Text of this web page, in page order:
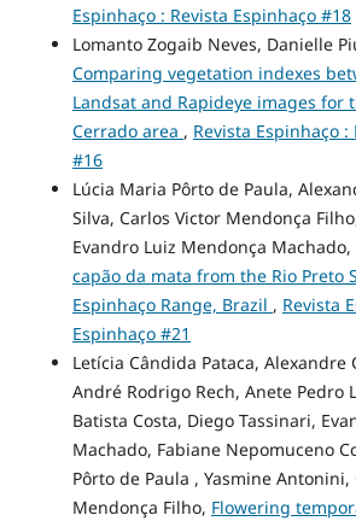
Espinhaço : Revista Espinhaço #18
Lomanto Zogaib Neves, Danielle
Comparing vegetation indexes
Landsat and Rapideye images for
Cerrado area , Revista Espinhaço
#16
Lúcia Maria Pôrto de Paula,
Silva, Carlos Victor Mendonça
Evandro Luiz Mendonça Machado,
capão da mata from the Rio Preto
Espinhaço Range, Brazil , Revista
Espinhaço #21
Letícia Cândida Pataca, Alexandre
André Rodrigo Rech, Anete Pedro
Batista Costa, Diego Tassinari,
Machado, Fabiane Nepomuceno
Pôrto de Paula , Yasmine Antonini,
Mendonça Filho, Flowering